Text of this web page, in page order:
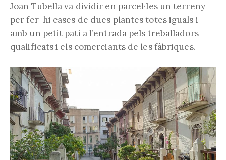
Joan Tubella va dividir en parcel·les un terreny
per fer-hi cases de dues plantes totes iguals i
amb un petit pati a l’entrada pels treballadors
qualificats i els comerciants de les fàbriques.